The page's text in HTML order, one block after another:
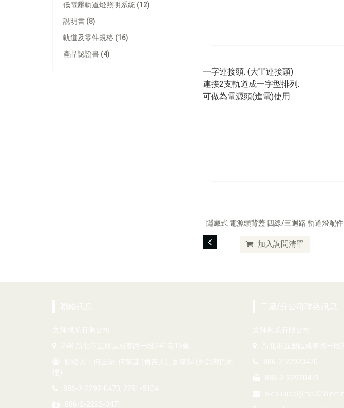
低電壓軌道燈照明系統 (12)
說明書 (8)
軌道及零件規格 (16)
產品認證書 (4)
一字連接頭. (大"I"連接頭)
連接2支軌道成一字型排列.
可做為電源頭(進電)使用.
隱藏式 電源頭背蓋 四線/三迴路 軌道燈配件
加入詢問清單